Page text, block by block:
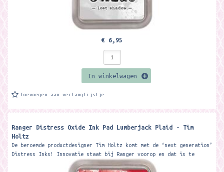
€ 6,95
In winkelwagen
Toevoegen aan verlanglijstje
Ranger Distress Oxide Ink Pad Lumberjack Plaid - Tim
Holtz
De beroemde productdesigner Tim Holtz komt met de ‘next generation’
Distress Inks! Innovatie staat bij Ranger voorop en dat is te